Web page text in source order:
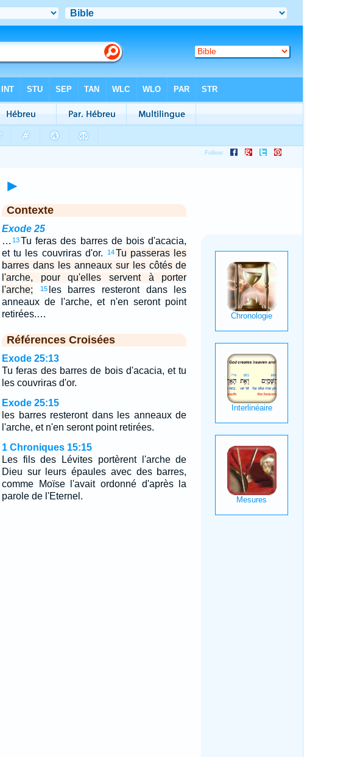
►
Contexte
Exode 25
… 13Tu feras des barres de bois d'acacia,
et tu les couvriras d'or.
14Tu passeras les
barres dans les anneaux sur les côtés de
l'arche, pour qu'elles servent à porter
l'arche;
15 les barres resteront dans les
anneaux de l'arche, et n'en seront point
retirées.…
Références Croisées
Exode 25:13
Tu feras des barres de bois d'acacia, et tu
les couvriras d'or.
Exode 25:15
les barres resteront dans les anneaux de
l'arche, et n'en seront point retirées.
1 Chroniques 15:15
Les fils des Lévites portèrent l'arche de
Dieu sur leurs épaules avec des barres,
comme Moïse l'avait ordonné d'après la
parole de l'Eternel.